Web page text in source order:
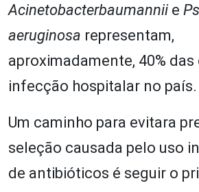
Acinetobacterbaumannii e
aeruginosa representam,
aproximadamente, 40% das
infecção hospitalar no país.
Um caminho para evitara
seleção causada pelo uso
de antibióticos é seguir o